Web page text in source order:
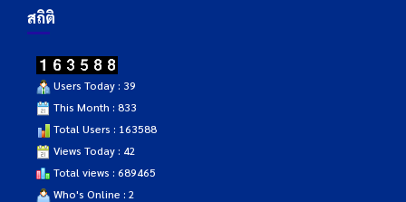
สถิติ
Users Today : 39
This Month : 833
Total Users : 163588
Views Today : 42
Total views : 689465
Who's Online : 2